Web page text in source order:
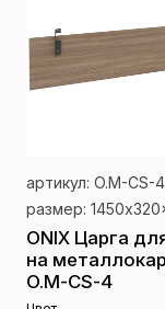
артикул: O.M-CS-4
размер:
ONIX Царга
на
O.M-CS-4